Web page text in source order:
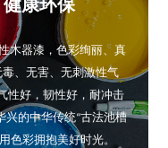
康环保
木器漆，色彩绚丽、真
、无害、无刺激性气
性好，韧性好，耐冲击
兴的中华传统“古法池槽
色彩拥抱美好时光。